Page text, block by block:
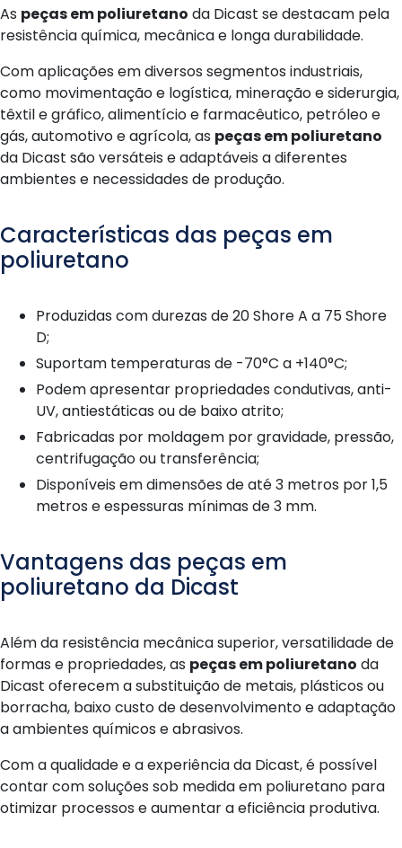
As peças em poliuretano da Dicast se destacam pela
resistência química, mecânica e longa durabilidade.
Com aplicações em diversos segmentos industriais,
como movimentação e logística, mineração e siderurgia,
têxtil e gráfico, alimentício e farmacêutico, petróleo e
gás, automotivo e agrícola, as peças em poliuretano
da Dicast são versáteis e adaptáveis a diferentes
ambientes e necessidades de produção.
Características das peças em
poliuretano
Produzidas com durezas de 20 Shore A a 75 Shore
D;
Suportam temperaturas de -70°C a +140°C;
Podem apresentar propriedades condutivas, anti-
UV, antiestáticas ou de baixo atrito;
Fabricadas por moldagem por gravidade, pressão,
centrifugação ou transferência;
Disponíveis em dimensões de até 3 metros por 1,5
metros e espessuras mínimas de 3 mm.
Vantagens das peças em
poliuretano da Dicast
Além da resistência mecânica superior, versatilidade de
formas e propriedades, as peças em poliuretano da
Dicast oferecem a substituição de metais, plásticos ou
borracha, baixo custo de desenvolvimento e adaptação
a ambientes químicos e abrasivos.
Com a qualidade e a experiência da Dicast, é possível
contar com soluções sob medida em poliuretano para
otimizar processos e aumentar a eficiência produtiva.